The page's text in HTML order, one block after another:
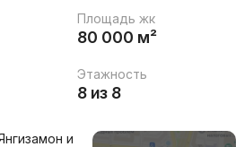
Площадь жк
80 000 м²
Этажность
8 из 8
и